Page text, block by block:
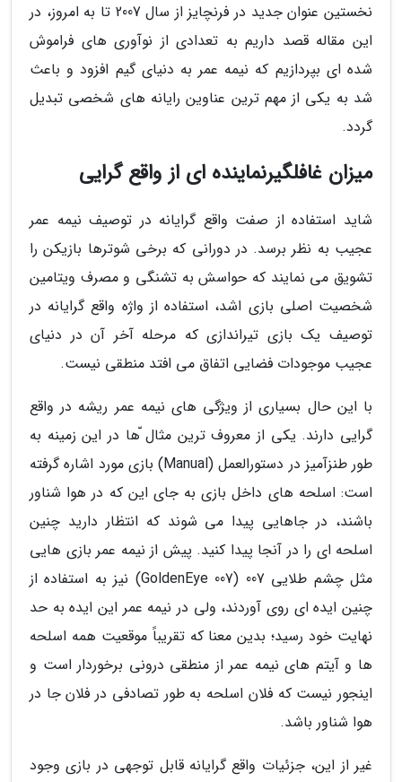
نخستین عنوان جدید در فرنچایز از سال 2007 تا به امروز، در
این مقاله قصد داریم به تعدادی از نوآوری های فراموش
شده ای بپردازیم که نیمه عمر به دنیای گیم افزود و باعث
شد به یکی از مهم ترین عناوین رایانه های شخصی تبدیل
گردد.
میزان غافلگیرنماینده ای از واقع گرایی
شاید استفاده از صفت واقع گرایانه در توصیف نیمه عمر
عجیب به نظر برسد. در دورانی که برخی شوترها بازیکن را
تشویق می نمایند که حواسش به تشنگی و مصرف ویتامین
شخصیت اصلی بازی اشد، استفاده از واژه واقع گرایانه در
توصیف یک بازی تیراندازی که مرحله آخر آن در دنیای
عجیب موجودات فضایی اتفاق می افتد منطقی نیست.
با این حال بسیاری از ویژگی های نیمه عمر ریشه در واقع
گرایی دارند. یکی از معروف ترین مثال ّها در این زمینه به
طور طنزآمیز در دستورالعمل (Manual) بازی مورد اشاره گرفته
است: اسلحه های داخل بازی به جای این که در هوا شناور
باشند، در جاهایی پیدا می شوند که انتظار دارید چنین
اسلحه ای را در آنجا پیدا کنید. پیش از نیمه عمر بازی هایی
مثل چشم طلایی 007 (GoldenEye 007) نیز به استفاده از
چنین ایده ای روی آوردند، ولی در نیمه عمر این ایده به حد
نهایت خود رسید؛ بدین معنا که تقریباً موقعیت همه اسلحه
ها و آیتم های نیمه عمر از منطقی درونی برخوردار است و
اینجور نیست که فلان اسلحه به طور تصادفی در فلان جا در
هوا شناور باشد.
غیر از این، جزئیات واقع گرایانه قابل توجهی در بازی وجود